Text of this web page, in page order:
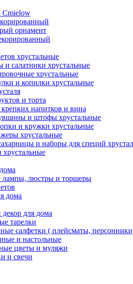
Сmielow
орнамент
хрустальные
и салатники хрустальные
хрустальные
и копилки хрустальные
и торта
напитков и вина
и штофы хрустальные
и кружки хрустальные
хрустальные
и наборы для специй
лампы, люстры и торшеры
дома
для дома
тарелки
салфетки ( плейсматы,
и настольные
цветы и муляжи
и свечи